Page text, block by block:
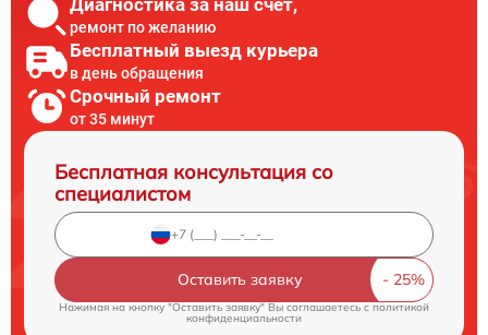
Диагностика за наш счет,
ремонт по желанию
Бесплатный выезд курьера
в день обращения
Срочный ремонт
от 35 минут
Бесплатная консультация со
специалистом
Оставить заявку
Нажимая на кнопку "Оставить заявку" Вы соглашаетесь cполитикой
конфиденциальности